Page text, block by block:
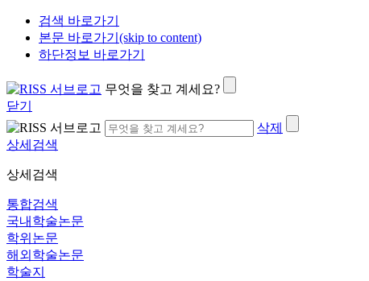
검색 바로가기
본문 바로가기(skip to content)
하단정보 바로가기
무엇을 찾고 계세요?
닫기
삭제
상세검색
상세검색
통합검색
국내학술논문
학위논문
해외학술논문
학술지